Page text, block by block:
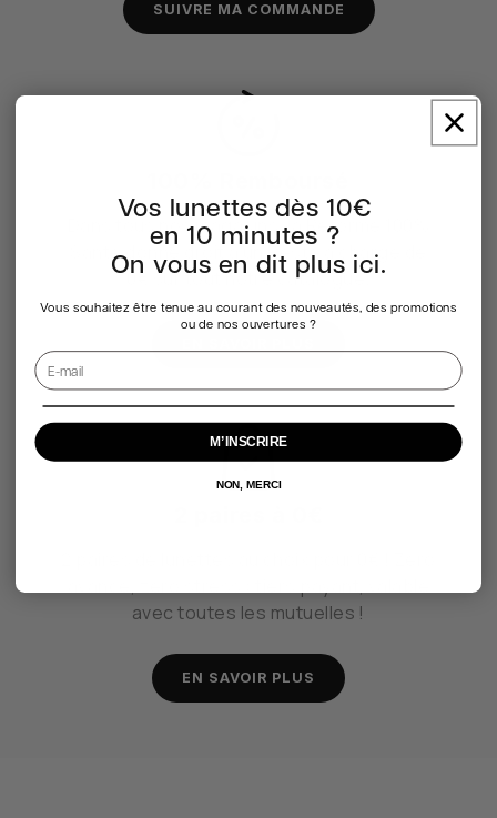
SUIVRE MA COMMANDE
Dans tous nos magasins, la Réforme 100%
Santé donne droit à un Reste à charge de
0€ sur tout notre catalogue.
avec toutes les mutuelles !
EN SAVOIR PLUS
Vos lunettes dès 10€
en 10 minutes ?
On vous en dit plus ici.
Vous souhaitez être tenue au courant des nouveautés, des promotions
ou de nos ouvertures ?
M’INSCRIRE
NON, MERCI